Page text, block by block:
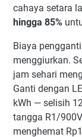
cahaya setara
hingga 85%
Biaya
menggiurkan.
jam sehari
Ganti dengan
kWh — selisih
tangga R1/
menghemat